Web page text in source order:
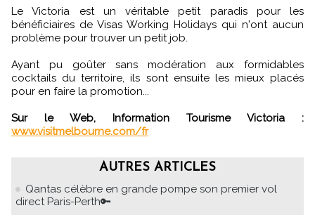
Le Victoria est un véritable petit paradis pour les
bénéficiaires de Visas Working Holidays qui n'ont aucun
problème pour trouver un petit job.
Ayant pu goûter sans modération aux formidables
cocktails du territoire, ils sont ensuite les mieux placés
pour en faire la promotion...
Sur le Web, Information Tourisme Victoria :
www.visitmelbourne.com/fr
AUTRES ARTICLES
Qantas célèbre en grande pompe son premier vol
direct Paris-Perth🔑